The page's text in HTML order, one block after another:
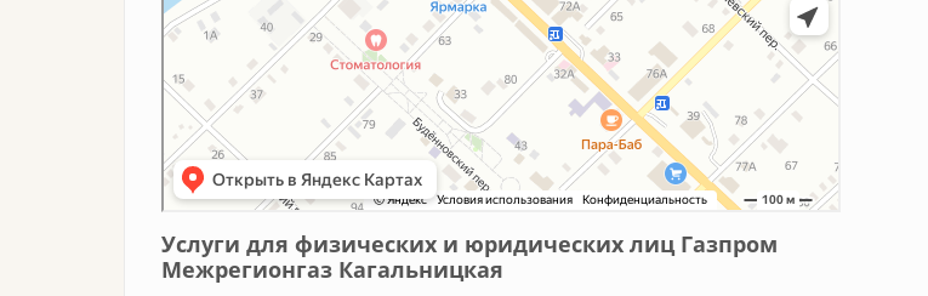
Услуги для физических и юридических лиц Газпром
Межрегионгаз Кагальницкая